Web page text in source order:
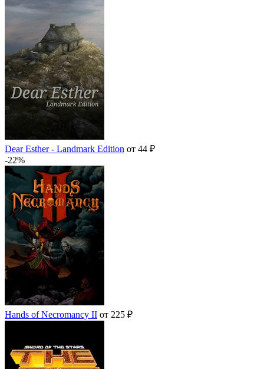
Dear Esther - Landmark Edition от 44 ₽
-22%
Hands of Necromancy II от 225 ₽